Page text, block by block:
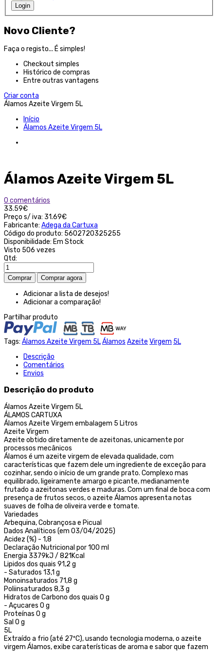
Login
Novo Cliente?
Faça o registo... É simples!
Checkout simples
Histórico de compras
Entre outras vantagens
Criar conta
Álamos Azeite Virgem 5L
Início
Álamos Azeite Virgem 5L
Álamos Azeite Virgem 5L
0 comentários
33.59€
Preço s/ iva: 31.69€
Fabricante: Adega da Cartuxa
Código do produto: 5602720325255
Disponibilidade: Em Stock
Visto 506 vezes
Qtd:
Adicionar a lista de desejos!
Adicionar a comparação!
Partilhar produto
Tags: Álamos Azeite Virgem 5LÁlamos Azeite Virgem 5L
Descrição
Comentários
Envios
Descrição do produto
Álamos Azeite Virgem 5L
ÁLAMOS CARTUXA
Álamos Azeite Virgem embalagem 5 Litros
Azeite Virgem
Azeite obtido diretamente de azeitonas, unicamente por
processos mecânicos
Álamos é um azeite virgem de elevada qualidade, com
características que fazem dele um ingrediente de exceção para
cozinhar, sendo o início de um grande prato. Complexo mas
equilibrado, ligeiramente amargo e picante, medianamente
frutado a azeitonas verdes e maduras. Com um final de boca com
presença de frutos secos, o azeite Álamos apresenta notas
suaves de folha de oliveira verde e tomate.
Variedades
Arbequina, Cobrançosa e Picual
Dados Analíticos (em 03/04/2025)
Acidez (%) - 1,8
Declaração Nutricional por 100 ml
Energia 3379kJ / 821Kcal
Lipidos dos quais 91,2 g
- Saturados 13,1 g
Monoinsaturados 71,8 g
Poliinsaturados 8,3 g
Hidratos de Carbono dos quais 0 g
- Açucares 0 g
Proteínas 0 g
Sal 0 g
5L
Extraído a frio (até 27ºC), usando tecnologia moderna, o azeite
virgem Álamos, exibe caraterísticas de aroma e sabor que fazem